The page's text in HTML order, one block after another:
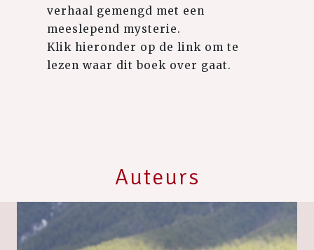
verhaal gemengd met een
meeslepend mysterie.
Klik hieronder op de link om te
lezen waar dit boek over gaat.
Auteurs